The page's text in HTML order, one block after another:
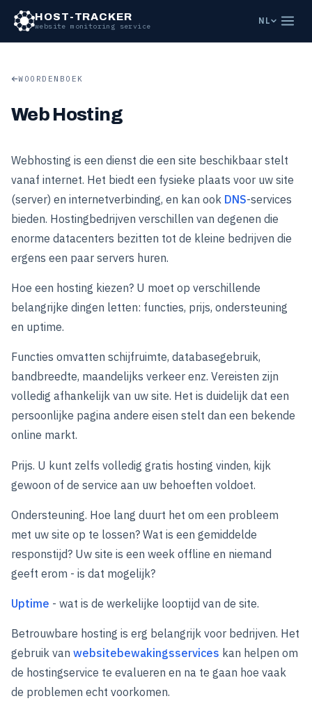
HOST-TRACKER
website monitoring service
NL
WOORDENBOEK
Web Hosting
Webhosting is een dienst die een site beschikbaar stelt
vanaf internet. Het biedt een fysieke plaats voor uw site
(server) en internetverbinding, en kan ook DNS-services
bieden. Hostingbedrijven verschillen van degenen die
enorme datacenters bezitten tot de kleine bedrijven die
ergens een paar servers huren.
Hoe een hosting kiezen? U moet op verschillende
belangrijke dingen letten: functies, prijs, ondersteuning
en uptime.
Functies omvatten schijfruimte, databasegebruik,
bandbreedte, maandelijks verkeer enz. Vereisten zijn
volledig afhankelijk van uw site. Het is duidelijk dat een
persoonlijke pagina andere eisen stelt dan een bekende
online markt.
Prijs. U kunt zelfs volledig gratis hosting vinden, kijk
gewoon of de service aan uw behoeften voldoet.
Ondersteuning. Hoe lang duurt het om een probleem
met uw site op te lossen? Wat is een gemiddelde
responstijd? Uw site is een week offline en niemand
geeft erom - is dat mogelijk?
Uptime - wat is de werkelijke looptijd van de site.
Betrouwbare hosting is erg belangrijk voor bedrijven. Het
gebruik van websitebewakingsservices kan helpen om
de hostingservice te evalueren en na te gaan hoe vaak
de problemen echt voorkomen.